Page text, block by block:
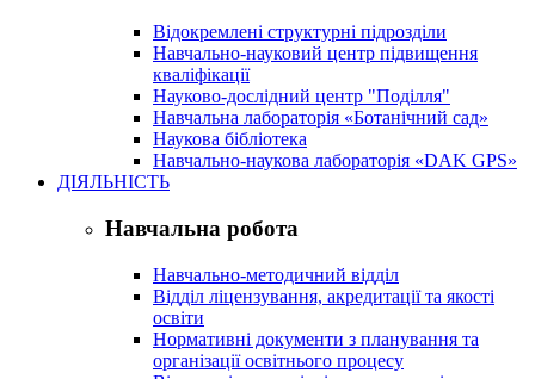
Відокремлені структурні підрозділи
Навчально-науковий центр підвищення
кваліфікації
Науково-дослідний центр "Поділля"
Навчальна лабораторія «Ботанічний сад»
Наукова бібліотека
Навчально-наукова лабораторія «DAK GPS»
ДІЯЛЬНІСТЬ
Навчальна робота
Навчально-методичний відділ
Відділ ліцензування, акредитації та якості
освіти
Нормативні документи з планування та
організації освітнього процесу